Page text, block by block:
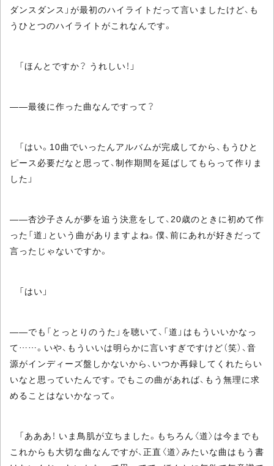
ダンスダンス」が最初のハイライトだって言いましたけど、も
うひとつのハイライトがこれなんです。
「ほんとですか？ うれしい！」
――最後に作った曲なんですって？
「はい。10曲でいったんアルバムが完成してから、もうひと
ピース必要だなと思って、制作期間を延ばしてもらって作りま
した」
――杏沙子さんが夢を追う決意をして、20歳のときに初めて作
った「道」という曲がありますよね。僕、前にあれが好きだって
言ったじゃないですか。
「はい」
――でも「とっとりのうた」を聴いて、「道」はもういいかなっ
て……。いや、もういいは明らかに言いすぎですけど（笑）、音
源がインディーズ盤しかないから、いつか再録してくれたらい
いなと思っていたんです。でもこの曲があれば、もう無理に求
めることはないかなって。
「あああ！ いま鳥肌が立ちました。もちろん〈道〉は今までも
これからも大切な曲なんですが、正直〈道〉みたいな曲はもう書